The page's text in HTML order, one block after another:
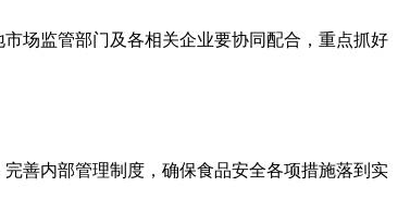
监管部门及各相关企业要协同配合，重点抓好
内部管理制度，确保食品安全各项措施落到实